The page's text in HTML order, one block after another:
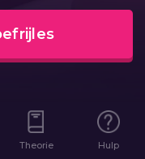
Theorie Hulp